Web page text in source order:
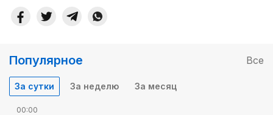
Популярное Все
За сутки За неделю За месяц
00:00